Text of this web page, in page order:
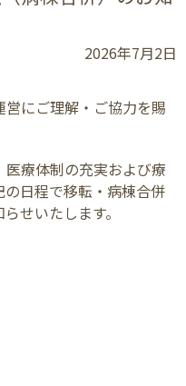
2026年7月2日
にご理解・ご協力を賜
療体制の充実および療
日程で移転・病棟合併
せいたします。